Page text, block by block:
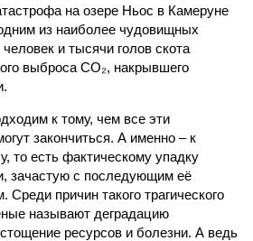
на озере Ньос в Камеруне
из наиболее чудовищных
и тысячи голов скота
выброса CO₂, накрывшего
к тому, чем все эти
закончиться. А именно – к
то есть фактическому упадку
зачастую с последующим её
причин такого трагического
называют деградацию
ресурсов и болезни. А ведь